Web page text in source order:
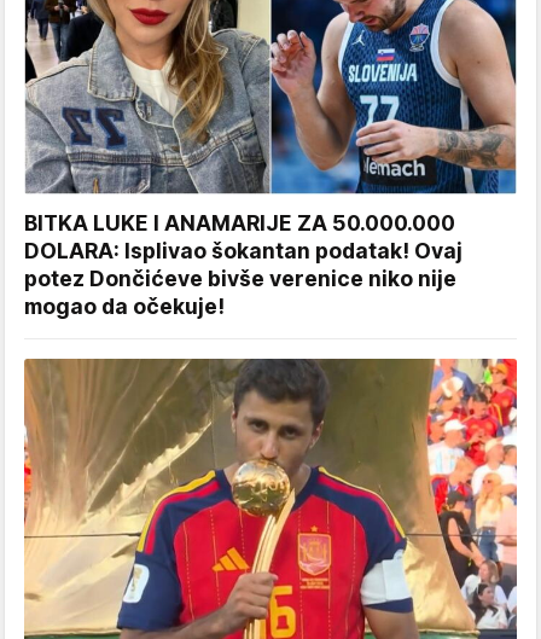
BITKA LUKE I ANAMARIJE ZA 50.000.000
DOLARA: Isplivao šokantan podatak! Ovaj
potez Dončićeve bivše verenice niko nije
mogao da očekuje!